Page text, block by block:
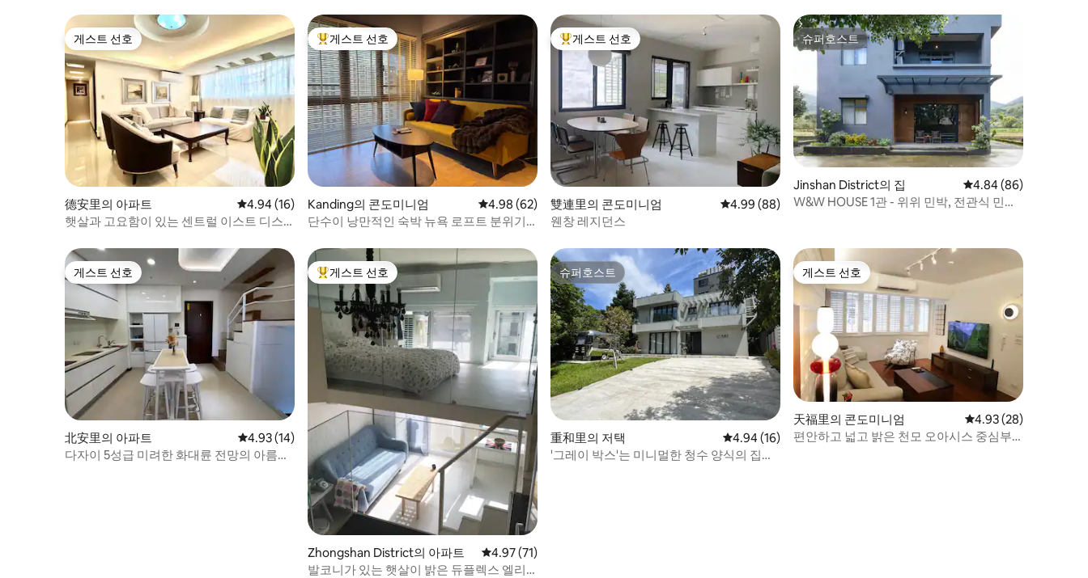
게스트 선호
게스트 선호
德安里의 아파트 평점 4.94점(5점 만점), 후기 16개
4.94 (16)
햇살과 고요함이 있는 센트럴 이스트 디스
상위 게스트 선호
게스트 선호
Kanding의 콘도미니엄 평점 4.98점(5점 만점), 후기 62개
4.98 (62)
단수이 낭만적인 숙박 뉴욕 로프트 분위기
상위 게스트 선호
게스트 선호
雙連里의 콘도미니엄 평점 4.99점(5점 만점), 후기 88개
4.99 (88)
웬창 레지던스
슈퍼호스트
슈퍼호스트
Jinshan District의 집 평점 4.84점(5점 만점),
4.84 (86)
W&W HOUSE 1관 - 위위 민박, 전관식 민박,
게스트 선호
게스트 선호
北安里의 아파트 평점 4.93점(5점 만점), 후기 14개
4.93 (14)
다자이 5성급 미려한 화대륜 전망의 아름다
상위 게스트 선호
게스트 선호
Zhongshan District의 아파트 평점 4.97점(5점 만점), 후기 71개
4.97 (71)
발코니가 있는 햇살이 밝은 듀플렉스 엘리
슈퍼호스트
슈퍼호스트
重和里의 저택 평점 4.94점(5점 만점), 후기 16개
4.94 (16)
'그레이 박스'는 미니멀한 청수 양식의 집입
게스트 선호
게스트 선호
天福里의 콘도미니엄 평점 4.93점(5점 만점),
4.93 (28)
편안하고 넓고 밝은 천모 오아시스 중심부